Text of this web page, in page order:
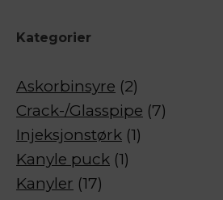
Kategorier
Askorbinsyre 22
produkter
Crack-/Glasspipe 77
Injeksjonstørk 11
Kanyle puck 11
Kanyler 1717